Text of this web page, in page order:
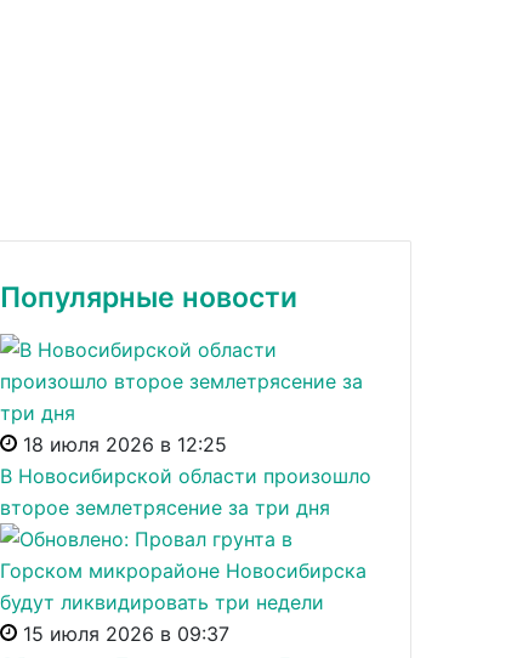
Популярные новости
18 июля 2026 в 12:25
В Новосибирской области произошло
второе землетрясение за три дня
15 июля 2026 в 09:37